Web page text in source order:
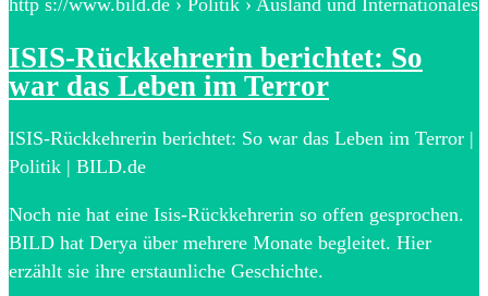
http s://www.bild.de › Politik › Ausland und Internationales
ISIS-Rückkehrerin berichtet: So
war das Leben im Terror
ISIS-Rückkehrerin berichtet: So war das Leben im Terror |
Politik | BILD.de
Noch nie hat eine Isis-Rückkehrerin so offen gesprochen.
BILD hat Derya über mehrere Monate begleitet. Hier
erzählt sie ihre erstaunliche Geschichte.